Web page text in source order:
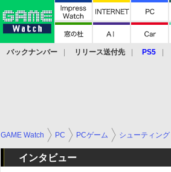
バックナンバー リリース送付先 PS5
GAME Watch PC PCゲーム シューティング
インタビュー